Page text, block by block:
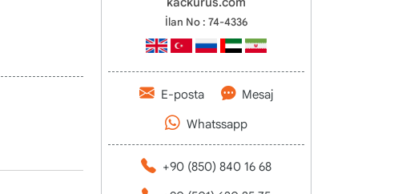
İlan No : 74-4336
E-posta Mesaj
Whatssapp
+90 (850) 840 16 68